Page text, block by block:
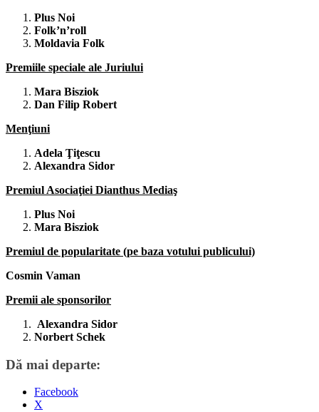
Plus Noi
Folk’n’roll
Moldavia Folk
Premiile speciale ale Juriului
Mara Bisziok
Dan Filip Robert
Menţiuni
Adela Ţiţescu
Alexandra Sidor
Premiul Asociaţiei Dianthus Mediaş
Plus Noi
Mara Bisziok
Premiul de popularitate (pe baza votului publicului)
Cosmin Vaman
Premii ale sponsorilor
Alexandra Sidor
Norbert Schek
Dă mai departe:
Facebook
X